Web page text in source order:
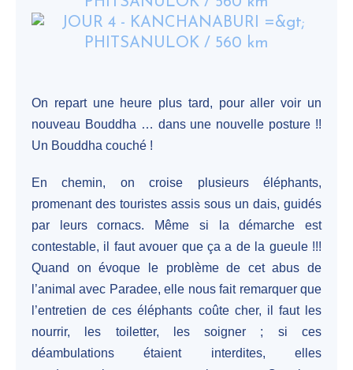
On repart une heure plus tard, pour aller voir un
nouveau Bouddha … dans une nouvelle posture !!
Un Bouddha couché !
En chemin, on croise plusieurs éléphants,
promenant des touristes assis sous un dais, guidés
par leurs cornacs. Même si la démarche est
contestable, il faut avouer que ça a de la gueule !!!
Quand on évoque le problème de cet abus de
l’animal avec Paradee, elle nous fait remarquer que
l’entretien de ces éléphants coûte cher, il faut les
nourrir, les toiletter, les soigner ; si ces
déambulations étaient interdites, elles